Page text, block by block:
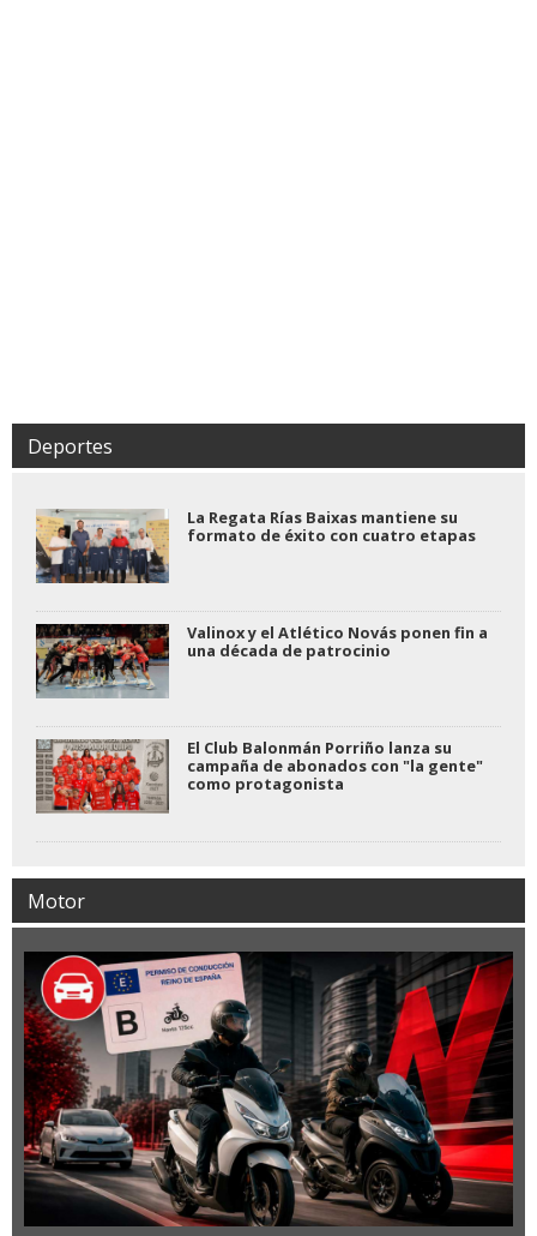
Deportes
La Regata Rías Baixas mantiene su
formato de éxito con cuatro etapas
Valinox y el Atlético Novás ponen fin a
una década de patrocinio
El Club Balonmán Porriño lanza su
campaña de abonados con "la gente"
como protagonista
Motor